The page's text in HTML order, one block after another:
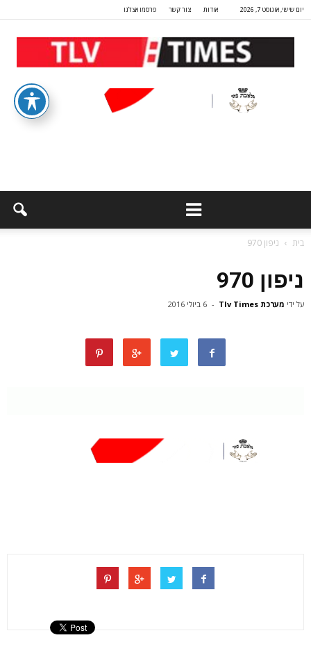
יום שישי, אוגוסט 7, 2026 אודות צור קשר פרסמו אצלנו
בית ניפון 970
ניפון 970
על ידי מערכת Tlv Times - 6 ביולי 2016